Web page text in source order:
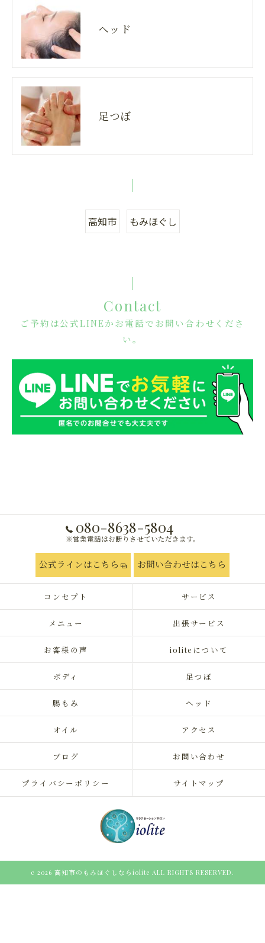
ヘッド
足つぼ
高知市 もみほぐし
Contact
ご予約は公式LINEかお電話でお問い合わせくださ
い。
080-8638-5804
※営業電話はお断りさせていただきます。
公式ラインはこちら お問い合わせはこちら
コンセプト サービス
メニュー 出張サービス
お客様の声 ioliteについて
ボディ 足つぼ
腸もみ ヘッド
オイル アクセス
ブログ お問い合わせ
プライバシーポリシー サイトマップ
c 2026 高知市のもみほぐしならiolite ALL RIGHTS RESERVED.